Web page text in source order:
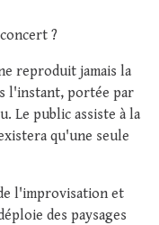
?
reproduit jamais la
l'instant, portée par
Le public assiste à la
qu'une seule
l'improvisation et
des paysages